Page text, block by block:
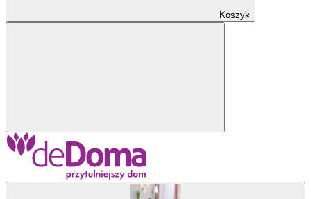
Koszyk